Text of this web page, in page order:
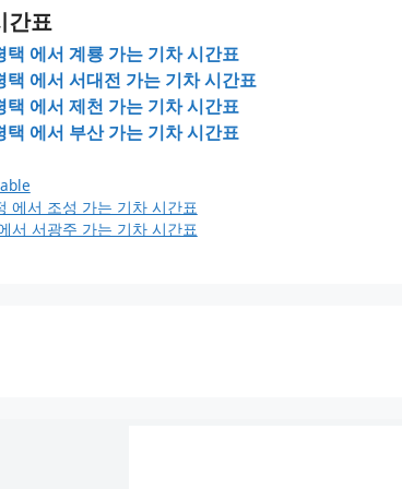
간표
택 에서 계룡 가는 기차 시간표
택 에서 서대전 가는 기차 시간표
택 에서 제천 가는 기차 시간표
택 에서 부산 가는 기차 시간표
에서 조성 가는 기차 시간표
서 서광주 가는 기차 시간표